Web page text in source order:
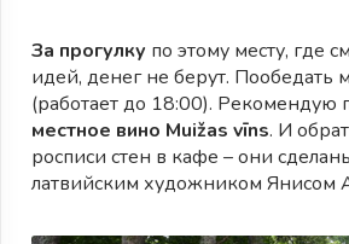
За прогулку по этому месту, где
идей, денег не берут. Пообедать
(работает до 18:00). Рекомендую
местное вино Muižas vīns. И
росписи стен в кафе – они
латвийским художником Янисом